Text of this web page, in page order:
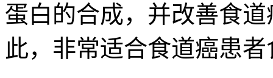
蛋白的合成，并改善食
此，非常适合食道癌患